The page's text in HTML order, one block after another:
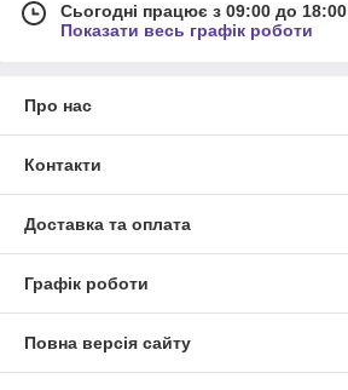
Сьогодні працює з 09:00 до 18:00
Показати весь графік роботи
Про нас
Контакти
Доставка та оплата
Графік роботи
Повна версія сайту